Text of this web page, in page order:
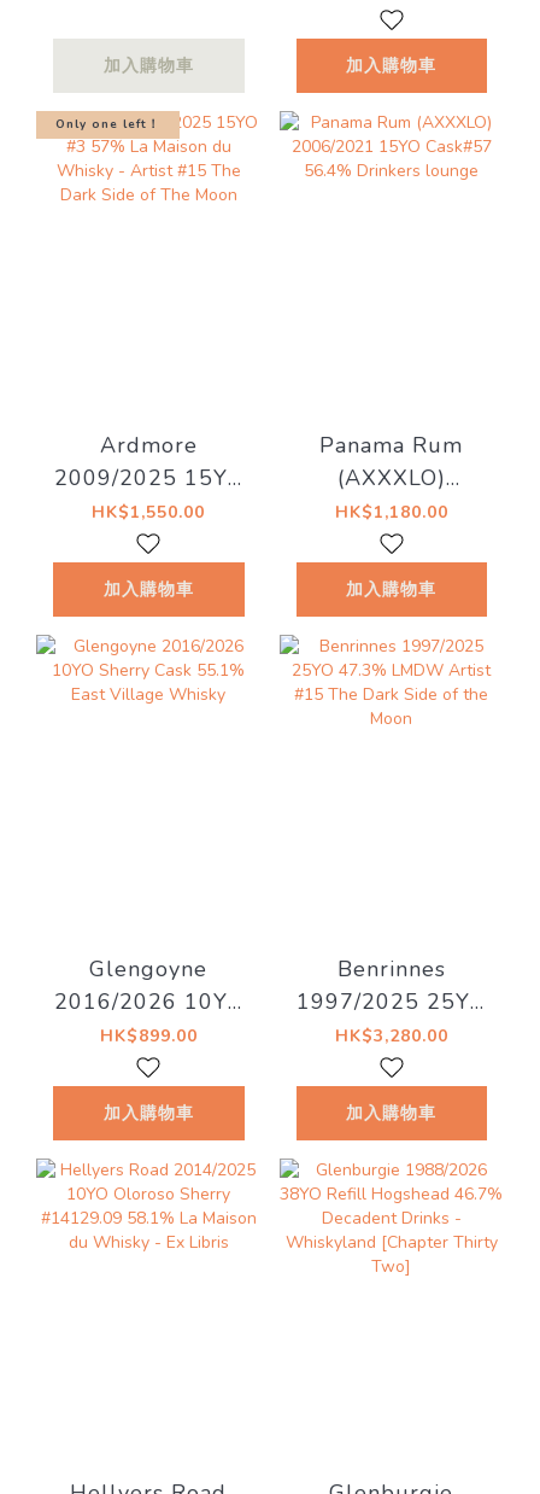
Whiskyfind《不朽
章》預計 8月中 左
右到貨！
加入購物車
Dreams
加入購物車
Only one left！
Ardmore
2009/2025 15YO
#3 57% La Maison
du Whisky - Artist
#15 The Dark Side
HK$1,550.00
加入購物車
Panama Rum
(AXXXLO)
2006/2021 15YO
Cask#57 56.4%
Drinkers lounge
HK$1,180.00
加入購物車
Glengoyne
2016/2026 10YO
Sherry Cask
55.1% East
Village Whisky
HK$899.00
加入購物車
Benrinnes
1997/2025 25YO
47.3% LMDW
Artist #15 The
Dark Side of the
HK$3,280.00
加入購物車